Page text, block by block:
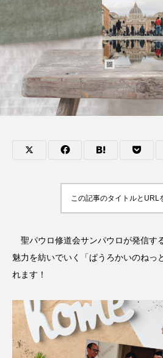
この記事のタイトルとURL
聖パウロ修道会サンパウロが発信す
魅力を紡いでいく「ぱうろかいのねっ
れます！